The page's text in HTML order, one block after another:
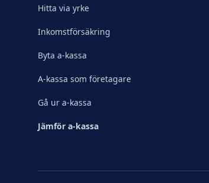
Hitta via yrke
Inkomstförsäkring
Byta a-kassa
A-kassa som företagare
Gå ur a-kassa
Jämför a-kassa